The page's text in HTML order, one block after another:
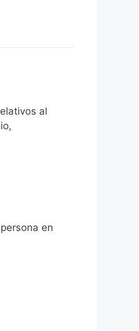
al
en